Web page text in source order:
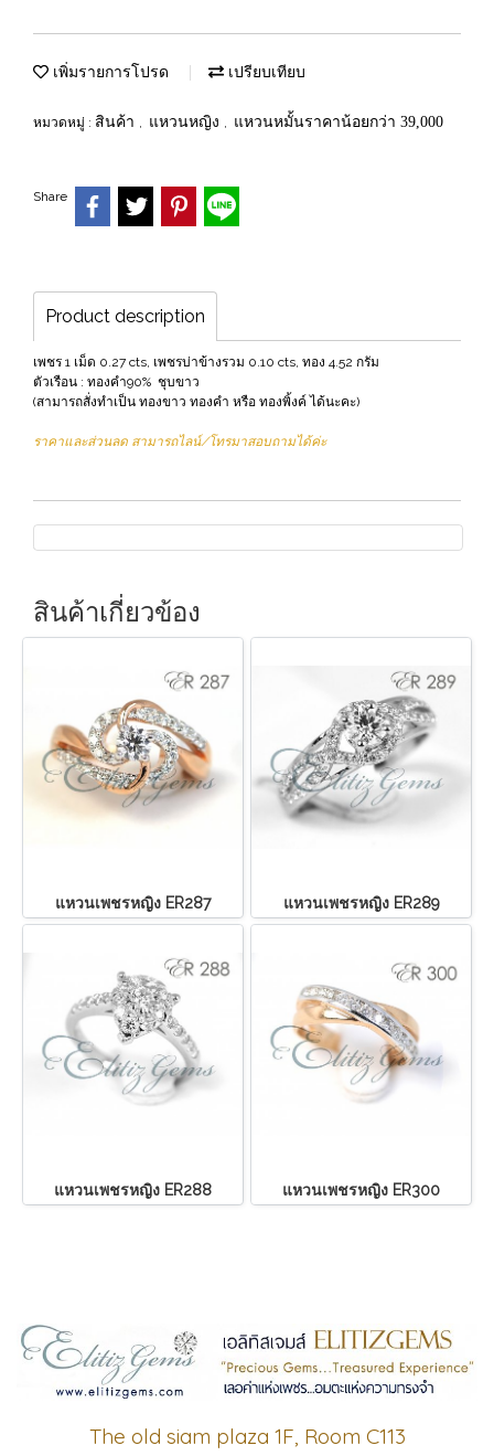
เพิ่มรายการโปรด เปรียบเทียบ
หมวดหมู่ : สินค้า , แหวนหญิง , แหวนหมั้นราคาน้อยกว่า 39,000
Share
Product description
เพชร 1 เม็ด 0.27 cts, เพชรบ่าข้างรวม 0.10 cts, ทอง 4.52 กรัม
ตัวเรือน : ทองคำ90% ชุบขาว
(สามารถสั่งทำเป็น ทองขาว ทองคำ หรือ ทองพิ้งค์ ได้นะคะ)
ราคาและส่วนลด สามารถไลน์/โทรมาสอบถามได้ค่ะ
สินค้าเกี่ยวข้อง
แหวนเพชรหญิง ER287 แหวนเพชรหญิง ER289
แหวนเพชรหญิง ER288 แหวนเพชรหญิง ER300
The old siam plaza 1F, Room C113